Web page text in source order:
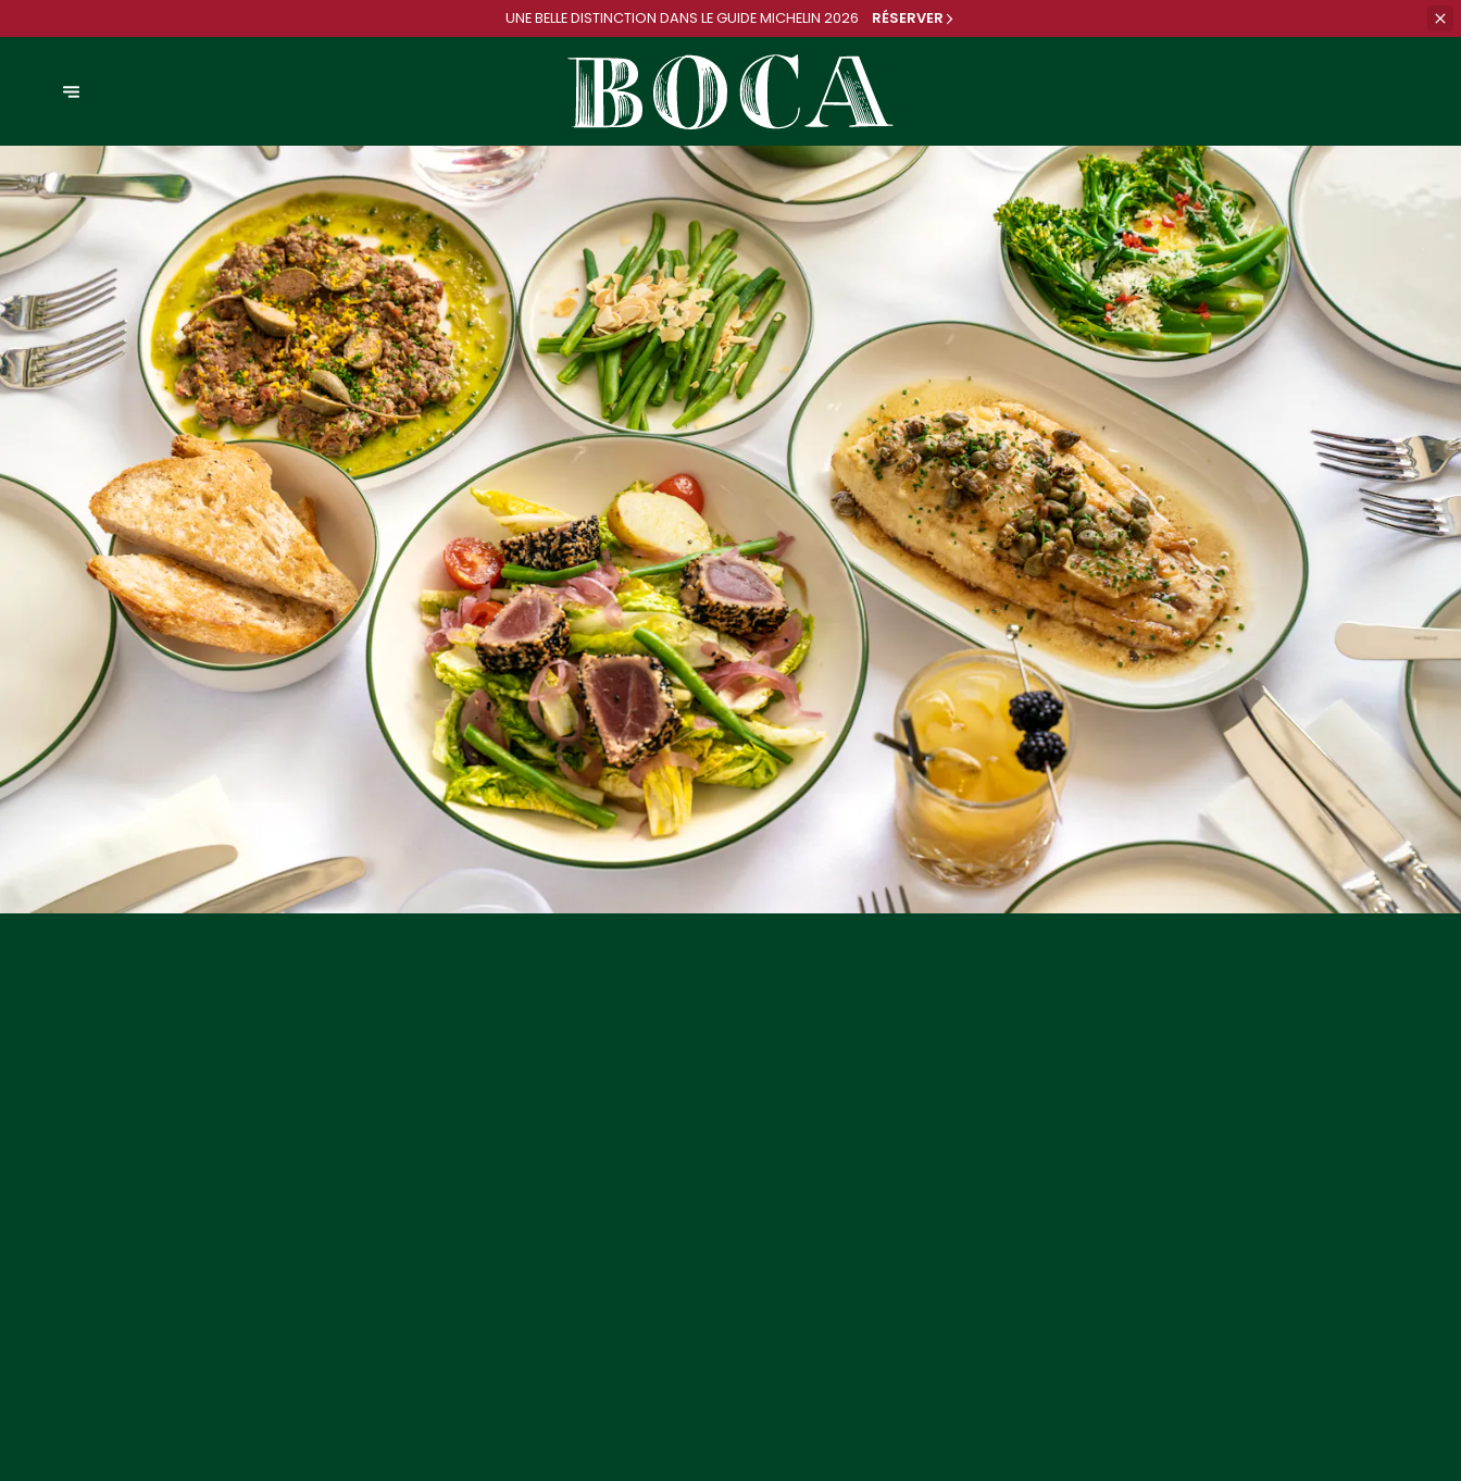
UNE BELLE DISTINCTION DANS LE GUIDE MICHELIN 2026 RÉSERVER